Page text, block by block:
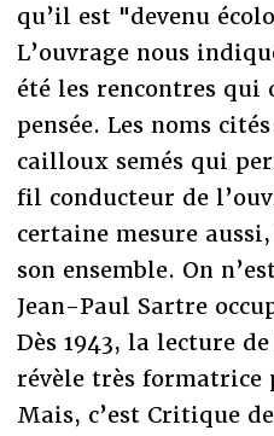
qu’il est "devenu
L’ouvrage nous
été les rencontres qui
pensée. Les noms
cailloux semés qui
fil conducteur de
certaine mesure
son ensemble. On
Jean-Paul Sartre
Dès 1943, la lecture
révèle très formatrice
Mais, c’est Critique